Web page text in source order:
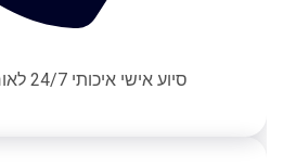
סיוע אישי איכותי 24/7 לאורך כל המסע שלך